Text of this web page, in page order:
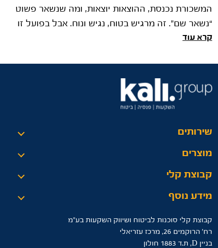
המשכורת נכנסת, ההוצאות יוצאות, ומה שנשאר פשוט
“נשאר שם”. זה מרגיש בטוח, נגיש ונוח. אבל בפועל זו
אחת ההתנהגויות הפיננסיות
קרא עוד
שירותים
מוצרים
קבוצת קלי
מידע נוסף
קבוצת קלי סוכנות לביטוח ושיווק השקעות בע"מ
רח’ הרוקמים 26, מרכז עזריאלי
בניין D, ת.ד 1883 חולון